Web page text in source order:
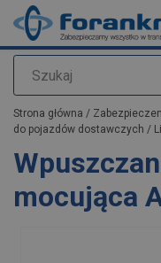
Szukaj
Dodano do zapytania
Strona główna /
do pojazdów dostawczych /
mocująca